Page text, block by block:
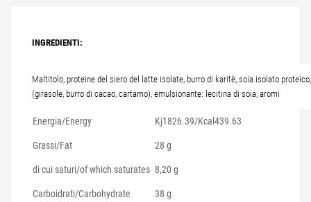
INGREDIENTI:
Maltitolo, proteine del siero del latte isolate, burro di karitè, soia isolato
(girasole, burro di cacao, cartamo), emulsionante: lecitina di soia, aromi
Energia/Energy Kj1826.39/Kcal439.63
Grassi/Fat 28 g
di cui saturi/of which saturates 8,20 g
Carboidrati/Carbohydrate 38 g